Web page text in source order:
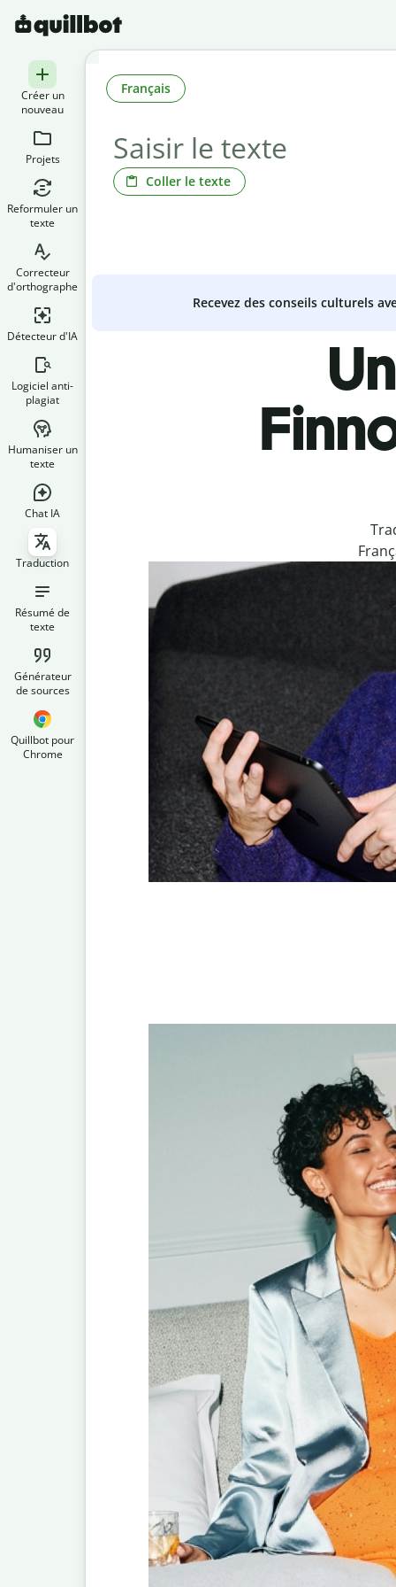
Créer un
nouveau
Projets
Reformuler un
texte
Correcteur
d'orthographe
Détecteur d'IA
Logiciel anti-
plagiat
Humaniser un
texte
Chat IA
Traduction
Résumé de
texte
Générateur
de sources
Quillbot pour
Chrome
Coller le texte
Français
Recevez des conseils culturels